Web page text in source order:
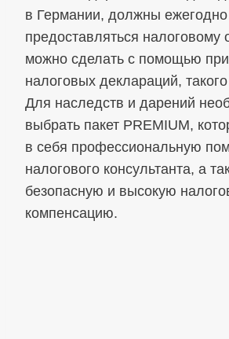
в Германии, должны ежегодно
предоставляться налоговому
можно сделать с помощью
налоговых деклараций,
Для наследств и дарений
выбрать пакет PREMIUM,
в себя профессиональную
налогового консультанта, а
безопасную и высокую
компенсацию.